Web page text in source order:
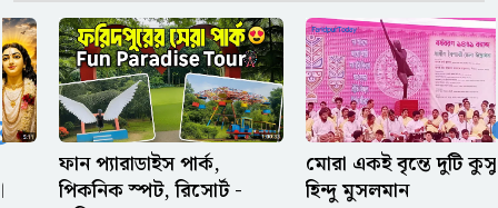
আত্মসাতের মামলা, তদন্তে
পিবিআইকে নির্দেশ
অফিস থেকে আগে বের হওয়ার
সেরা কিছু অজুহাত
মোরা একই বৃন্তে দুটি কুসুম
হিন্দু মুসলমান
পল্লী কবি জসিম উদ্দিনের